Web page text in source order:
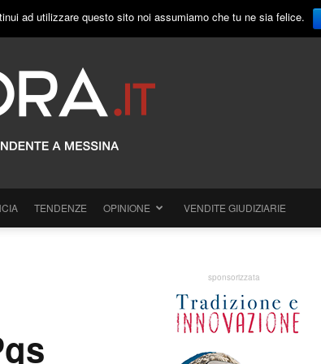
TENDENZE OPINIONE VENDITE GIUDIZIARIE
sponsorizzata
ad utilizzare questo sito noi assumiamo che tu ne sia felice.